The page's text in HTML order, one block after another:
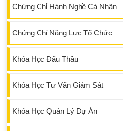
Chứng Chỉ Hành Nghề Cá Nhân
Chứng Chỉ Năng Lực Tổ Chức
Khóa Học Đấu Thầu
Khóa Học Tư Vấn Giám Sát
Khóa Học Quản Lý Dự Án